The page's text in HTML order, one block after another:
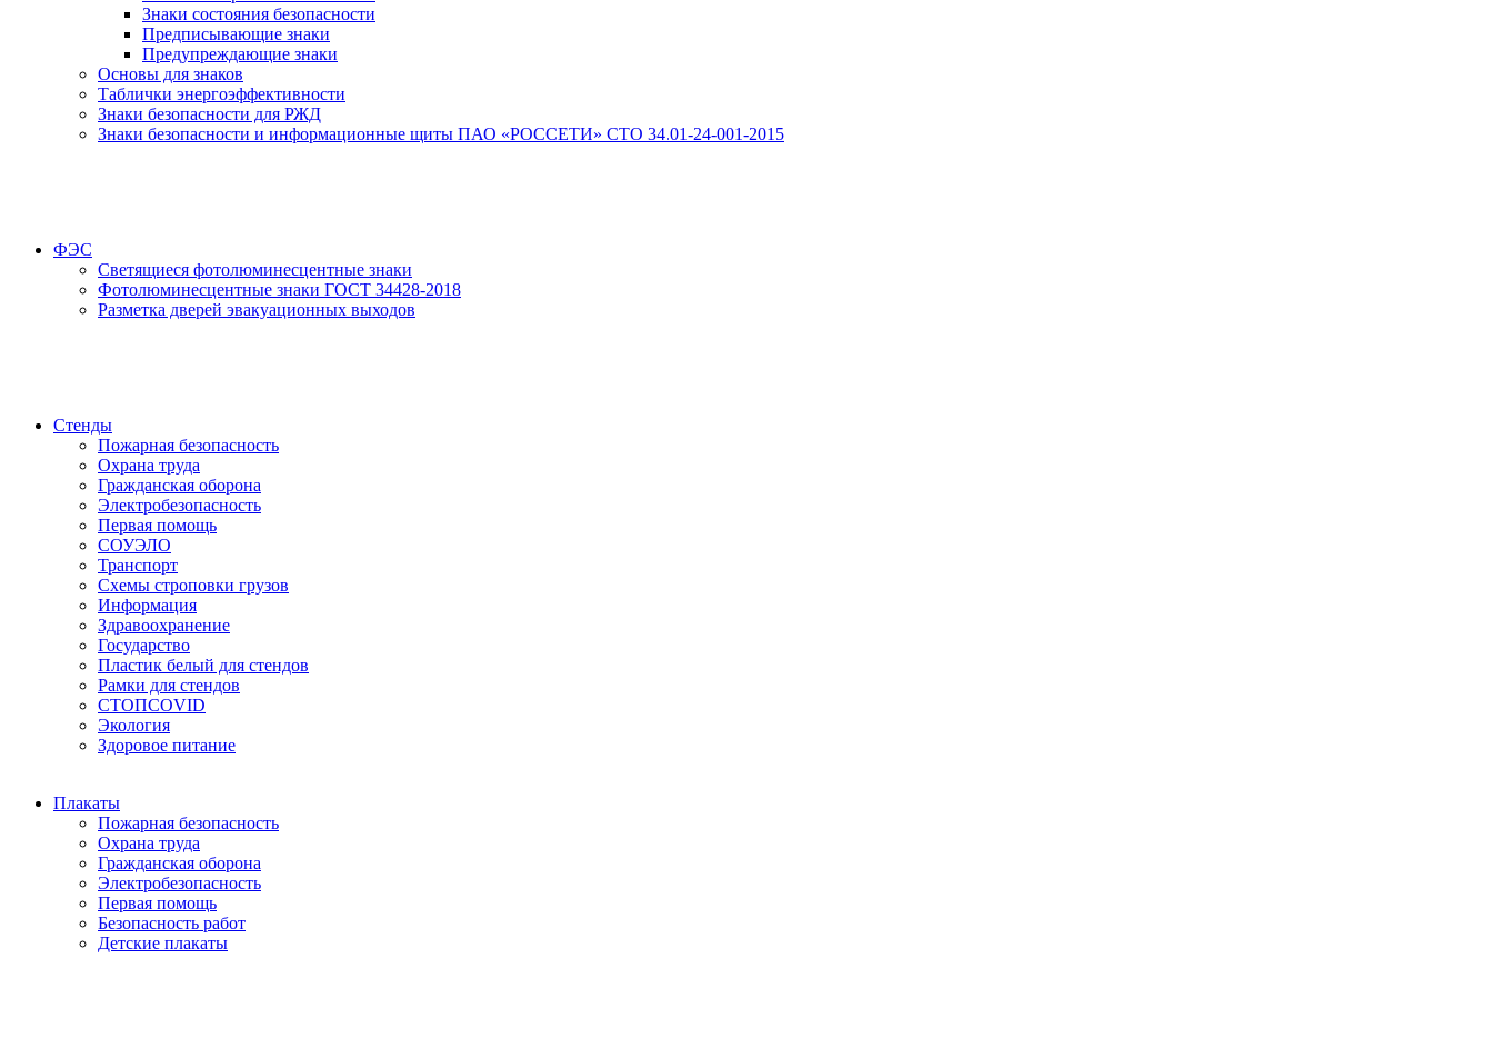
Знаки состояния безопасности
Предписывающие знаки
Предупреждающие знаки
Основы для знаков
Таблички энергоэффективности
Знаки безопасности для РЖД
Знаки безопасности и информационные щиты ПАО «РОССЕТИ» СТО 34.01-24-001-2015
ФЭС
Светящиеся фотолюминесцентные знаки
Фотолюминесцентные знаки ГОСТ 34428-2018
Разметка дверей эвакуационных выходов
Стенды
Пожарная безопасность
Охрана труда
Гражданская оборона
Электробезопасность
Первая помощь
СОУЭЛО
Транспорт
Схемы строповки грузов
Информация
Здравоохранение
Государство
Пластик белый для стендов
Рамки для стендов
СТОПCOVID
Экология
Здоровое питание
Плакаты
Пожарная безопасность
Охрана труда
Гражданская оборона
Электробезопасность
Первая помощь
Безопасность работ
Детские плакаты